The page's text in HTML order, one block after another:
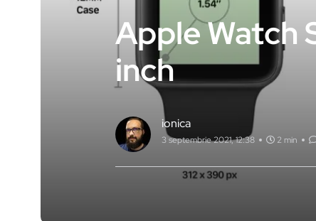
Apple Watch
inch
ionica
3 septembrie 2021, 12:38 2 min